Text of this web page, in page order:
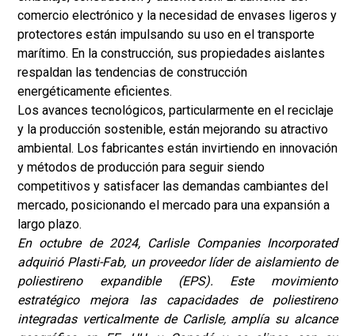
comercio electrónico y la necesidad de envases ligeros y
protectores están impulsando su uso en el transporte
marítimo. En la construcción, sus propiedades aislantes
respaldan las tendencias de construcción
energéticamente eficientes.
Los avances tecnológicos, particularmente en el reciclaje
y la producción sostenible, están mejorando su atractivo
ambiental. Los fabricantes están invirtiendo en innovación
y métodos de producción para seguir siendo
competitivos y satisfacer las demandas cambiantes del
mercado, posicionando el mercado para una expansión a
largo plazo.
En octubre de 2024, Carlisle Companies Incorporated
adquirió Plasti-Fab, un proveedor líder de aislamiento de
poliestireno expandible (EPS). Este movimiento
estratégico mejora las capacidades de poliestireno
integradas verticalmente de Carlisle, amplía su alcance